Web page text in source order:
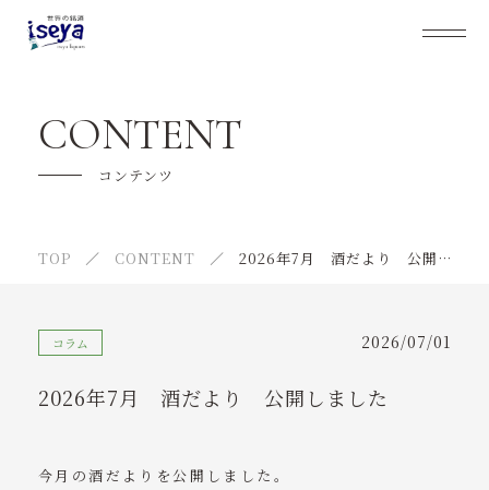
通販の利用の流れ
大切なお客様へ
ニュース
CONTENT
コンテンツ
TOP CONTENT 2026年7月 酒だより 公開しました
コラム 2026/07/01
2026年7月 酒だより 公開しました
今月の酒だよりを公開しました。